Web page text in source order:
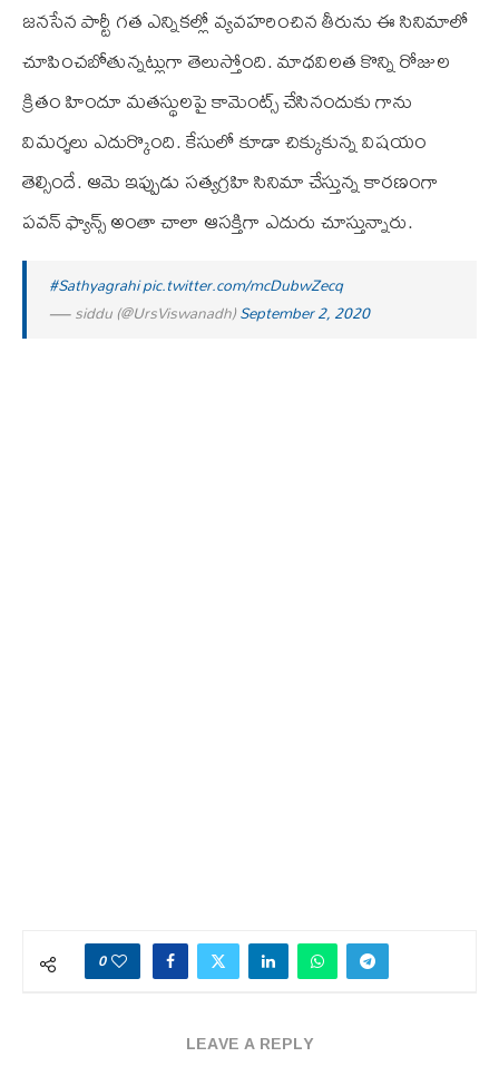
జనసేన పార్టీ గత ఎన్నికల్లో వ్యవహరించిన తీరును ఈ సినిమాలో
చూపించబోతున్నట్లుగా తెలుస్తోంది. మాధవిలత కొన్ని రోజుల
క్రితం హిందూ మతస్థులపై కామెంట్స్‌ చేసినందుకు గాను
విమర్శలు ఎదుర్కొంది. కేసులో కూడా చిక్కుకున్న విషయం
తెల్సిందే. ఆమె ఇప్పుడు సత్యగ్రహి సినిమా చేస్తున్న కారణంగా
పవన్‌ ఫ్యాన్స్‌ అంతా చాలా ఆసక్తిగా ఎదురు చూస్తున్నారు.
#Sathyagrahipic.twitter.com/mcDubwZecq
— siddu (@UrsViswanadh)September 2, 2020
0
LEAVE A REPLY